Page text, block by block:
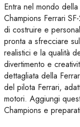
Entra nel mondo
Champions Ferrari
di costruire e
pronta a sfrecciare
realistici e la qualità
divertimento e
dettagliata della
del pilota Ferrari,
motori. Aggiungi
Champions e